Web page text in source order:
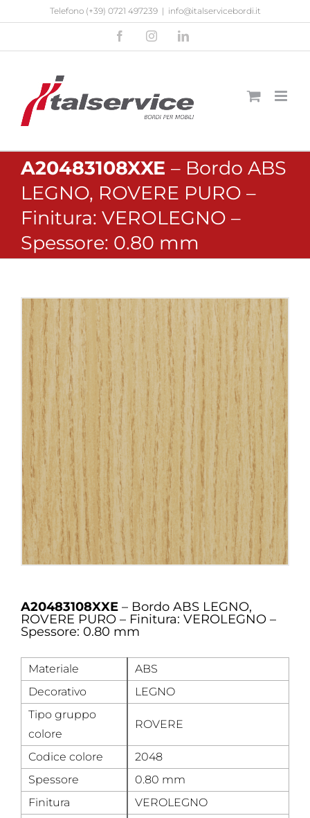
contenuto
Telefono (+39) 0721 497239 | info@italservicebordi.it
FacebookInstagramLinkedIn
A20483108XXE – Bordo ABS
LEGNO, ROVERE PURO –
Finitura: VEROLEGNO –
Spessore: 0.80 mm
A20483108XXE – Bordo ABS LEGNO,
ROVERE PURO – Finitura: VEROLEGNO –
Spessore: 0.80 mm
Materiale
ABS
Decorativo
LEGNO
Tipo gruppo
colore
ROVERE
Codice colore
2048
Spessore
0.80 mm
Finitura
VEROLEGNO